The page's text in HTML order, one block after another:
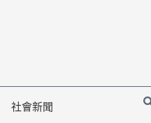
社會新聞